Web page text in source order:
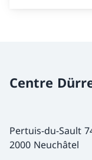
Centre
Pertuis-du-Sault
2000 Neuchâtel